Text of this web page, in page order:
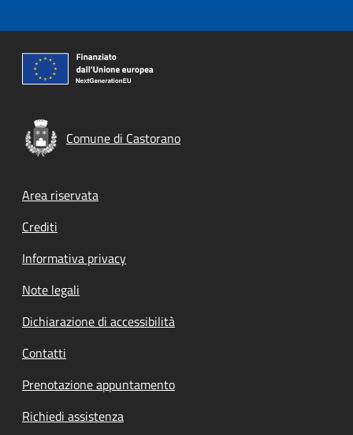
Comune di Castorano
Footer menu
Area riservata
Crediti
Informativa privacy
Note legali
Dichiarazione di accessibilità
Contatti
Prenotazione appuntamento
Richiedi assistenza